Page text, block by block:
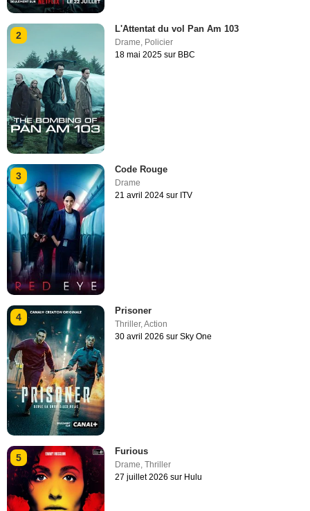
2
L'Attentat du vol Pan Am 103
Drame, Policier
18 mai 2025 sur BBC
3
Code Rouge
Drame
21 avril 2024 sur ITV
4
Prisoner
Thriller,Action
30 avril 2026 sur Sky One
5
Furious
Drame,Thriller
27 juillet 2026 sur Hulu